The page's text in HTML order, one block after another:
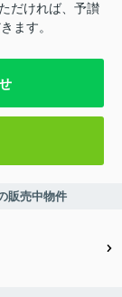
だければ、予讃
ます。
販売中物件